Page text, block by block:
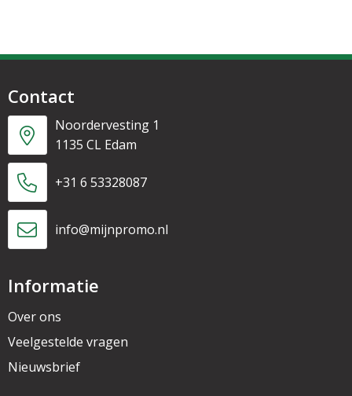
Contact
Noordervesting 1
1135 CL Edam
+31 6 53328087
info@mijnpromo.nl
Informatie
Over ons
Veelgestelde vragen
Nieuwsbrief